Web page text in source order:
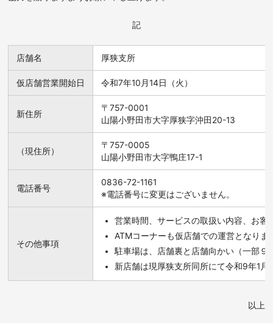
記
店舗名 厚狭支所
仮店舗営業開始日 令和7年10月14日（火）
新住所
〒757-0001
山陽小野田市大字厚狭字沖田20-13
（現住所）
〒757-0005
山陽小野田市大字鴨庄17-1
電話番号
0836-72-1161
※電話番号に変更はございません。
その他事項
営業時間、サービスの取扱い内容、お
ATMコーナーも仮店舗での運営となりま
駐車場は、店舗裏と店舗向かい（一部９
新店舗は現厚狭支所同所にて令和9年1月
以上